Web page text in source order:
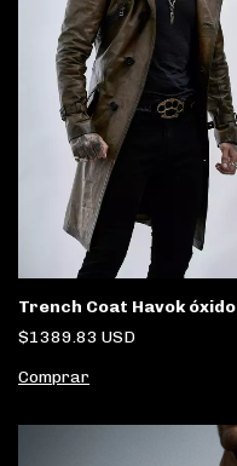
Trench Coat Havok óxido
$1389.83 USD
Comprar